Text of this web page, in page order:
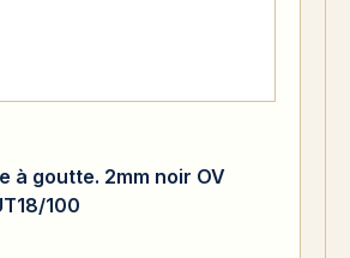
à goutte. 2mm noir OV
100